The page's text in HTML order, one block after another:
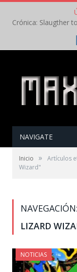
NAVIGATE
Inicio »
Artículos
Wizard"
NAVEGACIÓN:
LIZARD
NOTICIAS